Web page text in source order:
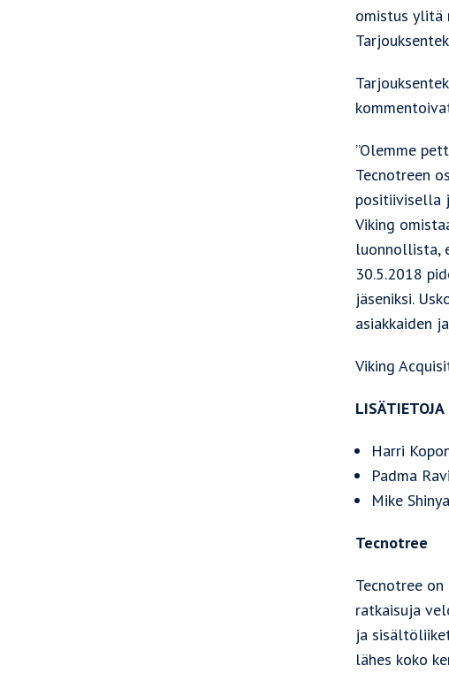
omistus ylitä
”Olemme
Tecnotreen
positiivisella
Viking
luonnollista,
30.5.2018
jäseniksi.
asiakkaiden
Viking
LISÄTIETOJA
Harri
Padma
Mike
Tecnotree
Tecnotree
ratkaisuja
ja
lähes koko